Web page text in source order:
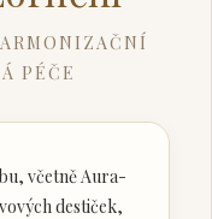
PÉČE
včetně Aura-
destiček,